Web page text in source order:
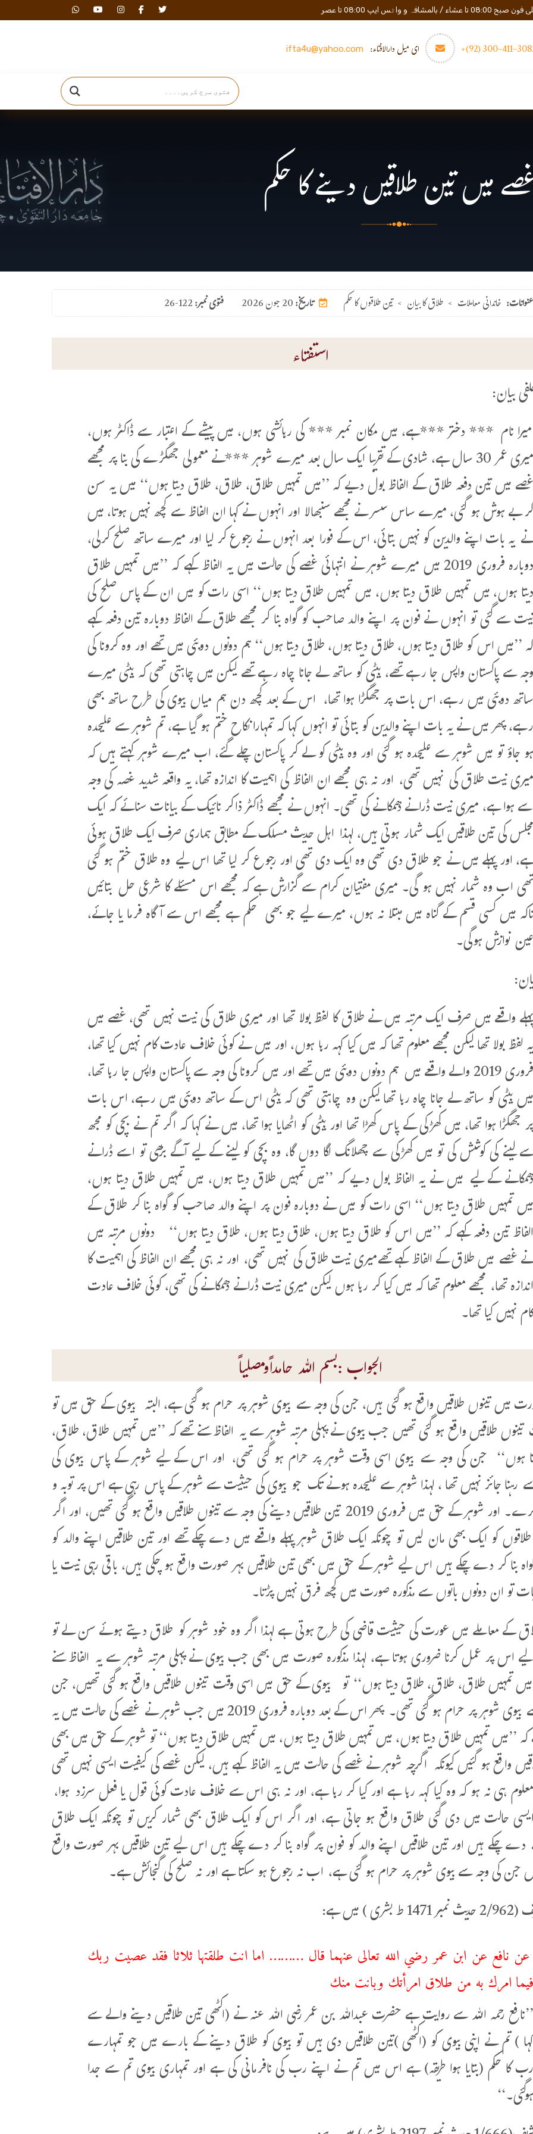
و واٹس ایپ 08:00 تا عصر
3082-411- ای میل دارالافتاء: ifta4u@yahoo.com
میں تین طلاقیں دینے کا حکم
فتوی نمبر:26-122 تاریخ:20 جون 2026 عنوانات: خاندانی معاملات > طلاق کا بیان > تین طلاقوں کا حکم
استفتاء
بیان:
میرا نام *** دختر ***ہے، میں مکان نمبر *** کی رہائشی ہوں، میں پیشے کے اعتبار سے ڈاکٹر ہوں،
میری عمر 30 سال ہے، شادی کے تقریبا ایک سال بعد میرے شوہر ***نے معمولی جھگڑے کی بنا پر مجھے
غصے میں تین دفعہ طلاق کے الفاظ بول دیے کہ ’’میں تمہیں طلاق، طلاق، طلاق دیتا ہوں‘‘ میں یہ سن
کر بے ہوش ہو گئی، میرے ساس سسر نے مجھے سنبھالا اور انہوں نے کہا ان الفاظ سے کچھ نہیں ہوتا، میں
نے یہ بات اپنے والدین کو نہیں بتائی، اس کے فورا بعد انہوں نے رجوع کر لیا اور میرے ساتھ صلح کرلی،
دوبارہ فروری 2019 میں میرے شوہر نے انتہائی غصے کی حالت میں یہ الفاظ کہے کہ ’’میں تمہیں طلاق
دیتا ہوں، میں تمہیں طلاق دیتا ہوں، میں تمہیں طلاق دیتا ہوں‘‘ اسی رات کو میں ان کے پاس صلح کی
نیت سے گئی تو انہوں نے فون پر اپنے والد صاحب کو گواہ بنا کر مجھے طلاق کے الفاظ دوبارہ تین دفعہ کہے
کہ ’’میں اس کو طلاق دیتا ہوں، طلاق دیتا ہوں، طلاق دیتا ہوں‘‘ ہم دونوں دوبئی میں تھے اور وہ کرونا کی
وجہ سے پاکستان واپس جا رہے تھے، بیٹی کو ساتھ لے جانا چاہ رہے تھے لیکن میں چاہتی تھی کہ بیٹی میرے
ساتھ دوبئی میں رہے، اس بات پر جھگڑا ہوا تھا، اس کے بعد کچھ دن ہم میاں بیوی کی طرح ساتھ بھی
رہے، پھر میں نے یہ بات اپنے والدین کو بتائی تو انہوں کہا کہ تمہارا نکاح ختم ہو گیا ہے، تم شوہر سے علیحدہ
ہو جاؤ تو میں شوہر سے علیحدہ ہو گئی اور وہ بیٹی کو لے کر پاکستان چلے گئے، اب میرے شوہر کہتے ہیں کہ
میری نیت طلاق کی نہیں تھی، اور نہ ہی مجھے ان الفاظ کی اہمیت کا اندازہ تھا، یہ واقعہ شدید غصہ کی وجہ
سے ہوا ہے، میری نیت ڈرانے دھمکانے کی تھی۔ انہوں نے مجھے ڈاکٹر ذاکر نائیک کے بیانات سنائے کہ ایک
مجلس کی تین طلاقیں ایک شمار ہوتی ہیں، لہذا اہل حدیث مسلک کے مطابق ہماری صرف ایک طلاق ہوئی
ہے، اور پہلے میں نے جو طلاق دی تھی وہ ایک دی تھی اور رجوع کر لیا تھا اس لیے وہ طلاق ختم ہو گئی
تھی اب وہ شمار نہیں ہو گی۔ میری مفتیان کرام سے گزارش ہے کہ مجھے اس مسئلے کا شرعی حل بتائیں
تاکہ میں کسی قسم کے گناہ میں مبتلا نہ ہوں، میرے لیے جو بھی حکم ہے مجھے اس سے آگاہ فرما یا جائے،
عین نوازش ہوگی۔
پہلے واقعے میں صرف ایک مرتبہ میں نے طلاق کا لفظ بولا تھا اور میری طلاق کی نیت نہیں تھی، غصے میں
یہ لفظ بولا تھا لیکن مجھے معلوم تھا کہ میں کیا کہہ رہا ہوں، اور میں نے کوئی خلاف عادت کام نہیں کیا تھا،
فروری 2019 والے واقعے میں ہم دونوں دوبئی میں تھے اور میں کرونا کی وجہ سے پاکستان واپس جا رہا تھا،
میں بیٹی کو ساتھ لے جانا چاہ رہا تھا لیکن وہ چاہتی تھی کہ بیٹی اس کے ساتھ دوبئی میں رہے، اس بات
پر جھگڑا ہوا تھا، میں کھڑکی کے پاس کھڑا تھا اور بیٹی کو اٹھایا ہوا تھا، میں نے کہا کہ اگر تم نے بچی کو مجھ
سے لینے کی کوشش کی تو میں کھڑکی سے چھلانگ لگا دوں گا، وہ بچی کو لینے کے لیے آگے بڑھی تو اسے ڈرانے
دھمکانے کے لیے میں نے یہ الفاظ بول دیے کہ ’’میں تمہیں طلاق دیتا ہوں، میں تمہیں طلاق دیتا ہوں،
میں تمہیں طلاق دیتا ہوں‘‘ اسی رات کو میں نے دوبارہ فون پر اپنے والد صاحب کو گواہ بنا کر طلاق کے
الفاظ تین دفعہ کہے کہ ’’میں اس کو طلاق دیتا ہوں، طلاق دیتا ہوں، طلاق دیتا ہوں‘‘ دونوں مرتبہ میں
نے غصے میں طلاق کے الفاظ کہے تھےمیری نیت طلاق کی نہیں تھی، اور نہ ہی مجھے ان الفاظ کی اہمیت کا
اندازہ تھا، مجھے معلوم تھا کہ میں کیا کر رہا ہوں لیکن میری نیت ڈرانے دھمکانے کی تھی، کوئی خلاف عادت
کام نہیں کیا تھا۔
الجواب :بسم اللہ حامداًومصلیاً
میں تینوں طلاقیں واقع ہو گئی ہیں، جن کی وجہ سے بیوی شوہر پر حرام ہو گئی ہے، البتہ بیوی کے حق میں تو
طلاقیں واقع ہو گئی تھیں جب بیوی نے پہلی مرتبہ شوہر سے یہ الفاظ سنے تھے کہ ’’میں تمہیں طلاق، طلاق،
ہوں‘‘ جن کی وجہ سے بیوی اسی وقت شوہر پر حرام ہو گئی تھی، اور اس کے لیے شوہر کے پاس بیوی کی
جائز نہیں تھا ، لہذا شوہر سے علیحدہ ہونے تک جو بیوی کی حیثیت سے شوہر کے پاس رہی ہے اس پر توبہ و
استغفار کرے۔ اور شوہر کے حق میں فروری 2019 تین طلاقیں دینے کی وجہ سے تینوں طلاقیں واقع ہو گئی تھیں، اور اگر
کو ایک بھی مان لیں تو چونکہ ایک طلاق شوہر پہلے واقعے میں دے چکے تھے اور تین طلاقیں اپنے والد کو
بنا کر دے چکے ہیں اس لیے شوہر کے حق میں بھی تین طلاقیں بہر صورت واقع ہو چکی ہیں، باقی رہی نیت یا
تو ان دونوں باتوں سے مذکورہ صورت میں کچھ فرق نہیں پڑتا۔
کے معاملے میں عورت کی حیثیت قاضی کی طرح ہوتی ہے لہذا اگر وہ خود شوہر کو طلاق دیتے ہوئے سن لے تو
اس پر عمل کرنا ضروری ہوتا ہے، لہذا مذکورہ صورت میں بھی جب بیوی نے پہلی مرتبہ شوہر سے یہ الفاظ سنے
تمہیں طلاق، طلاق، طلاق دیتا ہوں‘‘ تو بیوی کے حق میں اسی وقت تینوں طلاقیں واقع ہو گئی تھیں، جن
کی وجہ سے بیوی شوہر پر حرام ہو گئی تھی۔ پھر اس کے بعد دوبارہ فروری 2019 میں جب شوہر نے غصے کی حالت میں یہ
کہ ’’میں تمہیں طلاق دیتا ہوں، میں تمہیں طلاق دیتا ہوں، میں تمہیں طلاق دیتا ہوں‘‘ تو شوہر کے حق میں بھی
واقع ہو گئیں کیونکہ اگرچہ شوہر نے غصے کی حالت میں یہ الفاظ کہے ہیں، لیکن غصے کی کیفیت ایسی نہیں تھی
ہی نہ ہو کہ وہ کیا کہہ رہا ہے اور کیا کر رہا ہے، اور نہ ہی اس سے خلاف عادت کوئی قول یا فعل سرزد ہوا،
حالت میں دی گئی طلاق واقع ہو جاتی ہے، اور اگر اس کو ایک طلاق بھی شمار کریں تو چونکہ ایک طلاق
دے چکے ہیں اور تین طلاقیں اپنے والد کو فون پر گواہ بنا کر دے چکے ہیں اس لیے تین طلاقیں بہر صورت واقع
جن کی وجہ سے بیوی شوہر پر حرام ہو گئی ہے، اب نہ رجوع ہو سکتا ہے اور نہ صلح کی گنجائش ہے۔
) میں ہے:
عن نافع عن ابن عمر رضي الله تعالى عنهما قال ……… اما انت طلقتها ثلاثا فقد عصيت ربك
فيما امرك به من طلاق امرأتك وبانت منك
’’نافع رحمہ اللہ سے روایت ہے حضرت عبداللہ بن عمر رضی اللہ عنہ نے (اکٹھی تین طلاقیں دینے والے سے
کہا ) تم نے اپنی بیوی کو (اکٹھی )تین طلاقیں دی ہیں تو بیوی کو طلاق دینے کے بارے میں جو تمہارے
رب کا حکم (بتایا ہوا طریقہ) ہے اس میں تم نے اپنے رب کی نافرمانی کی ہے اور تمہاری بیوی تم سے جدا
ہوگئی۔‘‘